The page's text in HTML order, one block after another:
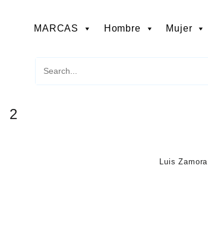
MARCAS Hombre Mujer
2
Luis Zamora